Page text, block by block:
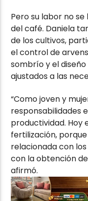
Pero su labor no
del café. Daniela
de los cultivos,
el control de
sombrío y el
ajustados a las
“Como joven y
responsabilidades
productividad. Hoy
fertilización,
relacionada con
con la obtención
afirmó.